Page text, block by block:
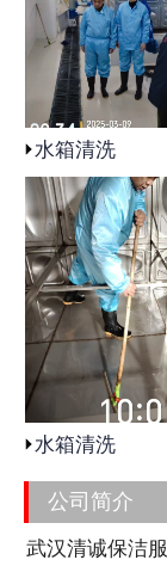
水箱清洗
水箱清洗
公司简介
武汉清诚保洁